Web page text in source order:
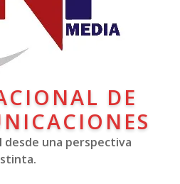
DE
desde una perspectiva